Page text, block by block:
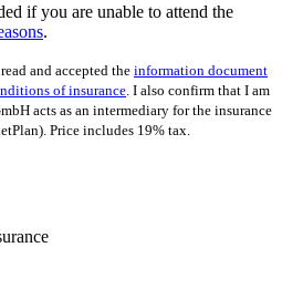
if you are unable to attend the
.
and accepted the information document
of insurance . I also confirm that I am
acts as an intermediary for the insurance
Price includes 19% tax.